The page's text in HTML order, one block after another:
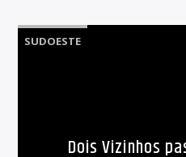
SUDOESTE
Dois Vizinhos